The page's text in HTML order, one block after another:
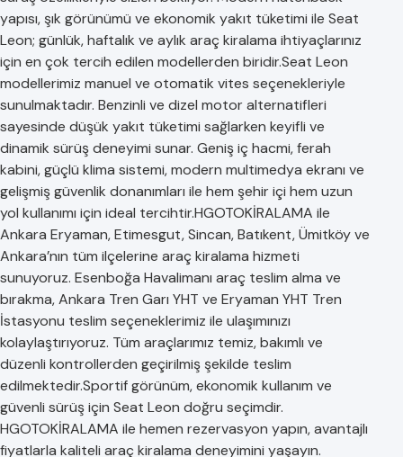
yapısı, şık görünümü ve ekonomik yakıt tüketimi ile Seat
Leon; günlük, haftalık ve aylık araç kiralama ihtiyaçlarınız
için en çok tercih edilen modellerden biridir.Seat Leon
modellerimiz manuel ve otomatik vites seçenekleriyle
sunulmaktadır. Benzinli ve dizel motor alternatifleri
sayesinde düşük yakıt tüketimi sağlarken keyifli ve
dinamik sürüş deneyimi sunar. Geniş iç hacmi, ferah
kabini, güçlü klima sistemi, modern multimedya ekranı ve
gelişmiş güvenlik donanımları ile hem şehir içi hem uzun
yol kullanımı için ideal tercihtir.HGOTOKİRALAMA ile
Ankara Eryaman, Etimesgut, Sincan, Batıkent, Ümitköy ve
Ankara’nın tüm ilçelerine araç kiralama hizmeti
sunuyoruz. Esenboğa Havalimanı araç teslim alma ve
bırakma, Ankara Tren Garı YHT ve Eryaman YHT Tren
İstasyonu teslim seçeneklerimiz ile ulaşımınızı
kolaylaştırıyoruz. Tüm araçlarımız temiz, bakımlı ve
düzenli kontrollerden geçirilmiş şekilde teslim
edilmektedir.Sportif görünüm, ekonomik kullanım ve
güvenli sürüş için Seat Leon doğru seçimdir.
HGOTOKİRALAMA ile hemen rezervasyon yapın, avantajlı
fiyatlarla kaliteli araç kiralama deneyimini yaşayın.